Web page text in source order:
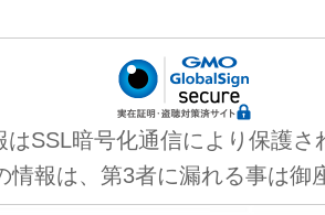
はSSL暗号化通信により保護さ
情報は、第3者に漏れる事は御